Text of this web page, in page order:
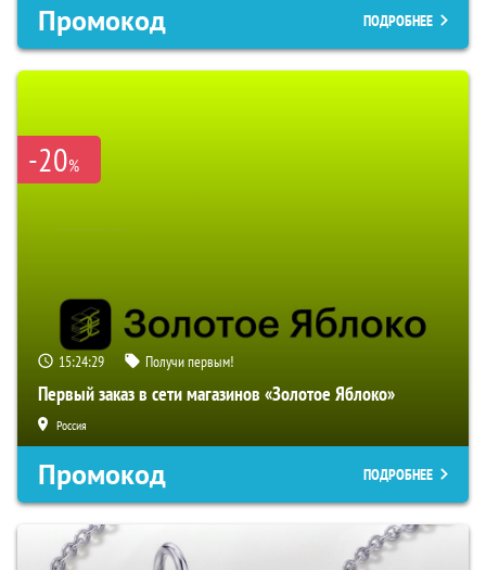
Промокод ПОДРОБНЕЕ
-20%
15:24:27 Получи первым!
Первый заказ в сети магазинов «Золотое Яблоко»
Россия
Промокод ПОДРОБНЕЕ